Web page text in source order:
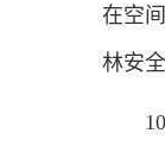
在空
林安
10